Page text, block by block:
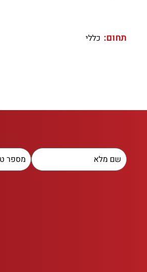
תחום: כללי